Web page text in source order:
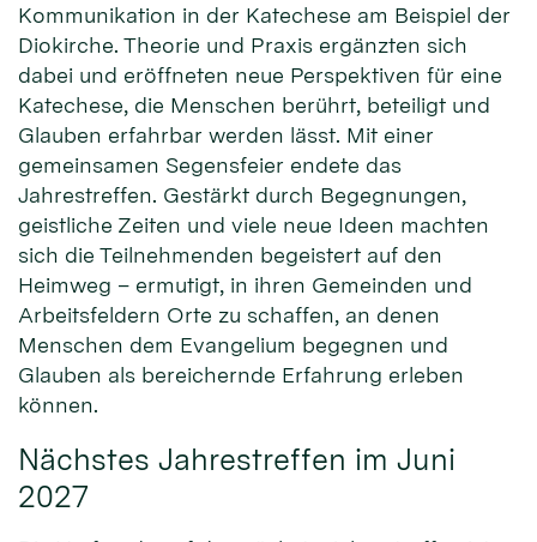
Kommunikation in der Katechese am Beispiel der
Diokirche. Theorie und Praxis ergänzten sich
dabei und eröffneten neue Perspektiven für eine
Katechese, die Menschen berührt, beteiligt und
Glauben erfahrbar werden lässt. Mit einer
gemeinsamen Segensfeier endete das
Jahrestreffen. Gestärkt durch Begegnungen,
geistliche Zeiten und viele neue Ideen machten
sich die Teilnehmenden begeistert auf den
Heimweg – ermutigt, in ihren Gemeinden und
Arbeitsfeldern Orte zu schaffen, an denen
Menschen dem Evangelium begegnen und
Glauben als bereichernde Erfahrung erleben
können.
Nächstes Jahrestreffen im Juni
2027